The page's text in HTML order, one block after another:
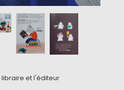
libraire et l'éditeur